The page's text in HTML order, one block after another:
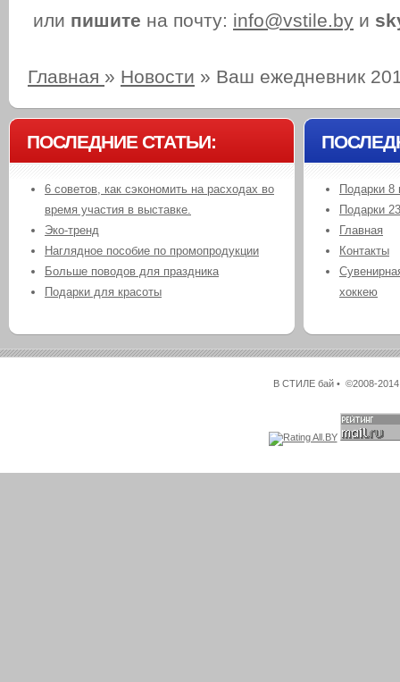
или пишите на почту: info@vstile.by и
Главная » Новости » Ваш ежедневник
ПОСЛЕДНИЕ СТАТЬИ:
6 советов, как сэкономить на расходах во
время участия в выставке.
Эко-тренд
Наглядное пособие по промопродукции
Больше поводов для праздника
Подарки для красоты
Подарки 8
Подарки
Главная
Контакты
хоккею
В СТИЛЕ бай • ©2008-